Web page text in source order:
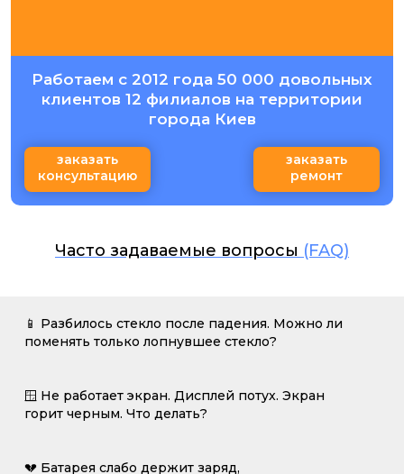
Работаем с 2012 года 50 000 довольных
клиентов 12 филиалов на территории
города Киев
заказать
консультацию
заказать
ремонт
Часто задаваемые вопросы (FAQ)
📱 Разбилось стекло после падения. Можно ли
поменять только лопнувшее стекло?
🪟 Не работает экран. Дисплей потух. Экран
горит черным. Что делать?
💔 Батарея слабо держит заряд,